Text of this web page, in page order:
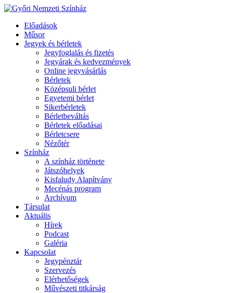
Előadások
Műsor
Jegyek és bérletek
Jegyfoglalás és fizetés
Jegyárak és kedvezmények
Online jegyvásárlás
Bérletek
Középsuli bérlet
Egyetemi bérlet
Sikerbérletek
Bérletbeváltás
Bérletek előadásai
Bérletcsere
Nézőtér
Színház
A színház története
Játszóhelyek
Kisfaludy Alapítvány
Mecénás program
Archívum
Társulat
Aktuális
Hírek
Podcast
Galéria
Kapcsolat
Jegypénztár
Szervezés
Elérhetőségek
Művészeti titkárság